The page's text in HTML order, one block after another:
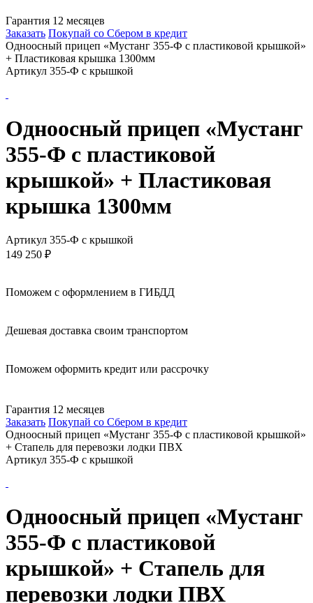
Гарантия 12 месяцев
Заказать Покупай со Сбером в кредит
Одноосный прицеп «Мустанг 355-Ф с пластиковой крышкой»
+ Пластиковая крышка 1300мм
Артикул 355-Ф с крышкой
Одноосный прицеп «Мустанг
355-Ф с пластиковой
крышкой» + Пластиковая
крышка 1300мм
Артикул 355-Ф с крышкой
149 250 ₽
Поможем с оформлением в ГИБДД
Дешевая доставка своим транспортом
Поможем оформить кредит или рассрочку
Гарантия 12 месяцев
Заказать Покупай со Сбером в кредит
Одноосный прицеп «Мустанг 355-Ф с пластиковой крышкой»
+ Стапель для перевозки лодки ПВХ
Артикул 355-Ф с крышкой
Одноосный прицеп «Мустанг
355-Ф с пластиковой
крышкой» + Стапель для
перевозки лодки ПВХ